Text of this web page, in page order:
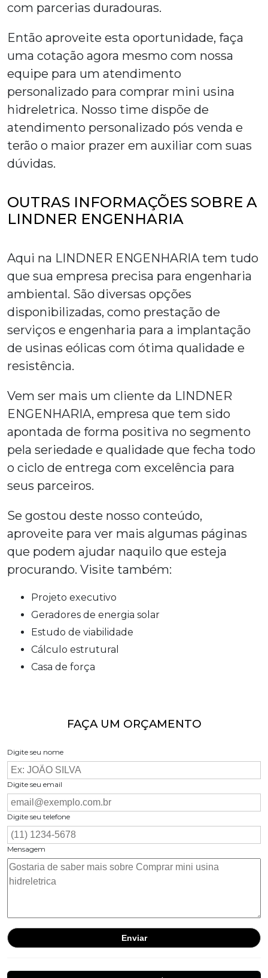
com parcerias duradouras.
Então aproveite esta oportunidade, faça
uma cotação agora mesmo com nossa
equipe para um atendimento
personalizado para comprar mini usina
hidreletrica. Nosso time dispõe de
atendimento personalizado pós venda e
terão o maior prazer em auxiliar com suas
dúvidas.
OUTRAS INFORMAÇÕES SOBRE A
LINDNER ENGENHARIA
Aqui na LINDNER ENGENHARIA tem tudo
que sua empresa precisa para engenharia
ambiental. São diversas opções
disponibilizadas, como prestação de
serviços e engenharia para a implantação
de usinas eólicas com ótima qualidade e
resistência.
Vem ser mais um cliente da LINDNER
ENGENHARIA, empresa que tem sido
apontada de forma positiva no segmento
pela seriedade e qualidade que fecha todo
o ciclo de entrega com excelência para
seus parceiros.
Se gostou deste nosso conteúdo,
aproveite para ver mais algumas páginas
que podem ajudar naquilo que esteja
procurando. Visite também:
projeto executivo
geradores de energia solar
estudo de viabilidade
cálculo estrutural
casa de força
FAÇA UM ORÇAMENTO
Digite seu nome
Digite seu email
Digite seu telefone
Mensagem